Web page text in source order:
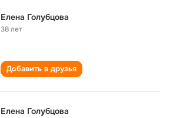
Елена Голубцова
38 лет
Добавить в друзья
Елена Голубцова